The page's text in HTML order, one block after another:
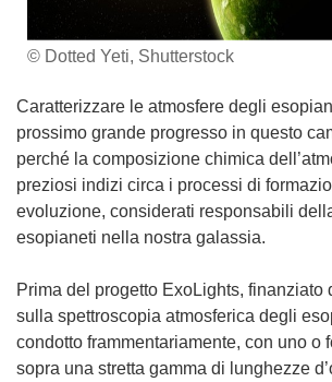
© Dotted Yeti, Shutterstock
Caratterizzare le atmosfere degli
prossimo grande progresso in questo
perché la composizione chimica
preziosi indizi circa i processi di
evoluzione, considerati responsabili
esopianeti nella nostra galassia.
Prima del progetto ExoLights, finanziato
sulla spettroscopia atmosferica degli
condotto frammentariamente, con uno o
sopra una stretta gamma di lunghezze